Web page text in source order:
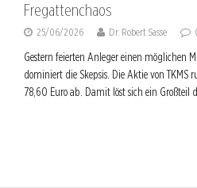
Fregattenchaos
25/06/2026 Dr. Robert Sasse
Gestern feierten Anleger einen möglichen
dominiert die Skepsis. Die Aktie von TKMS
78,60 Euro ab. Damit löst sich ein Großteil